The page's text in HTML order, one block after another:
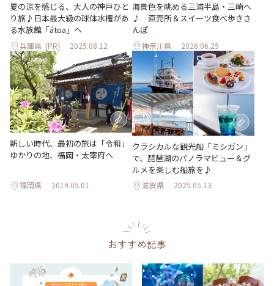
夏の涼を感じる、大人の神戸ひと
り旅♪日本最大級の球体水槽があ
る水族館「átoa」へ
兵庫県 [PR] 2025.08.12
海景色を眺める三浦半島・三崎へ
♪ 直売所＆スイーツ食べ歩きさ
んぽ
神奈川県 2026.06.25
新しい時代、最初の旅は「令和」
ゆかりの地、福岡・太宰府へ
福岡県 2019.05.01
クラシカルな観光船「ミシガン」
で、琵琶湖のパノラマビュー＆グ
ルメを楽しむ船旅を♪
滋賀県 2025.05.13
おすすめ記事